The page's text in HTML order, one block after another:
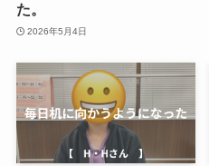
た。
2026年5月4日